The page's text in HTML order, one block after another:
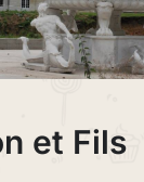
et Fils